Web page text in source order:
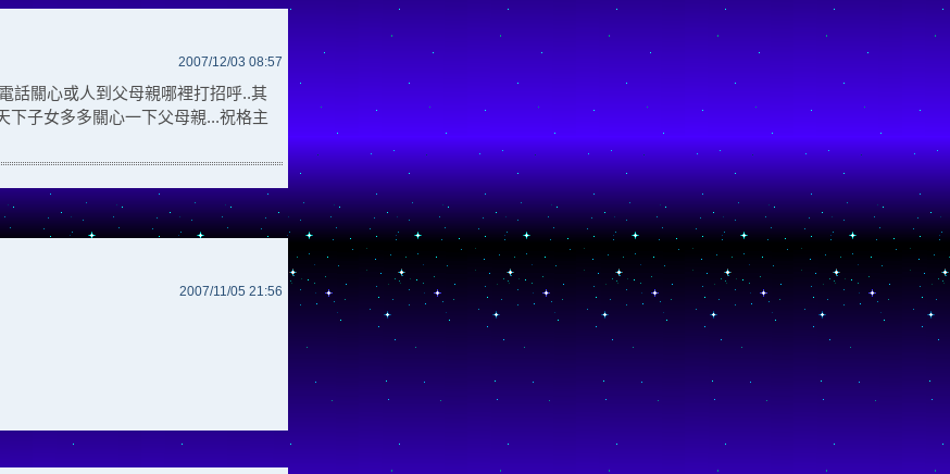
2007/12/03 08:57
話關心或人到父母親哪裡打招呼..其
下子女多多關心一下父母親...祝格主
2007/11/05 21:56